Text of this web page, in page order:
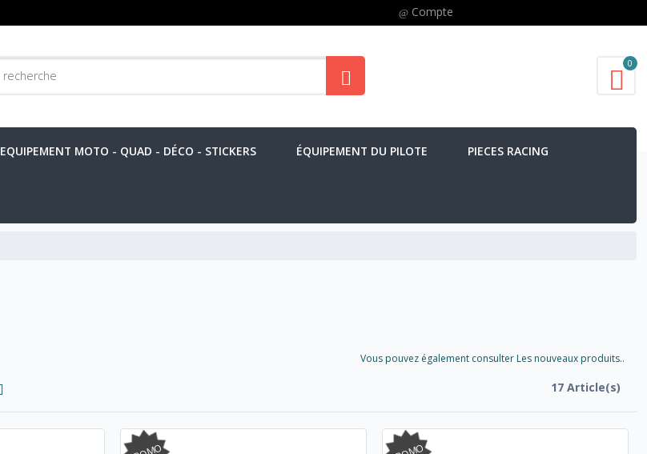
Compte
0
EQUIPEMENT MOTO - QUAD - DÉCO - STICKERS ÉQUIPEMENT DU PILOTE PIECES RACING
Vous pouvez également consulter Les nouveaux produits..
17 Article(s)